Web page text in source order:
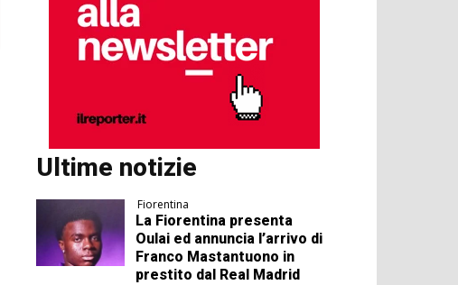
Ultime notizie
Fiorentina
La Fiorentina presenta
Oulai ed annuncia l’arrivo di
Franco Mastantuono in
prestito dal Real Madrid